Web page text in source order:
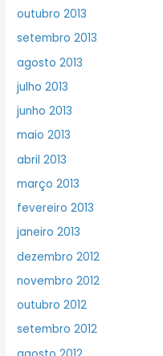
outubro 2013
setembro 2013
agosto 2013
julho 2013
junho 2013
maio 2013
abril 2013
março 2013
fevereiro 2013
janeiro 2013
dezembro 2012
novembro 2012
outubro 2012
setembro 2012